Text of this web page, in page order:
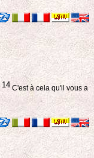
14 C'est à cela qu'il vous a